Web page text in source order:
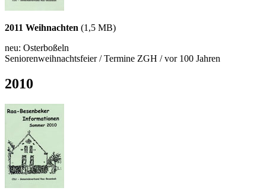
2011 Weihnachten (1,5 MB)
neu: Osterboßeln
Seniorenweihnachtsfeier / Termine ZGH / vor 100 Jahren
2010